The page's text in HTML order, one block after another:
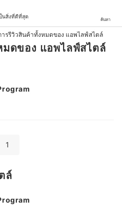
นสิ่งที่ดีที่สุด
ค้นหา
ารรีวิวสินค้าทั้งหมดของ แอพไลฟ์สไตล์
มดของ แอพไลฟ์สไตล์
1
ล์